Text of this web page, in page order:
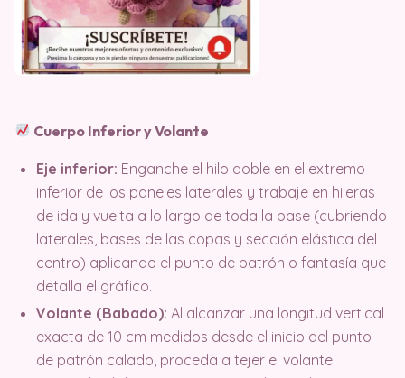
Cuerpo Inferior y Volante
Eje inferior: Enganche el hilo doble en el extremo
inferior de los paneles laterales y trabaje en hileras
de ida y vuelta a lo largo de toda la base (cubriendo
laterales, bases de las copas y sección elástica del
centro) aplicando el punto de patrón o fantasía que
detalla el gráfico.
Volante (Babado): Al alcanzar una longitud vertical
exacta de 10 cm medidos desde el inicio del punto
de patrón calado, proceda a tejer el volante